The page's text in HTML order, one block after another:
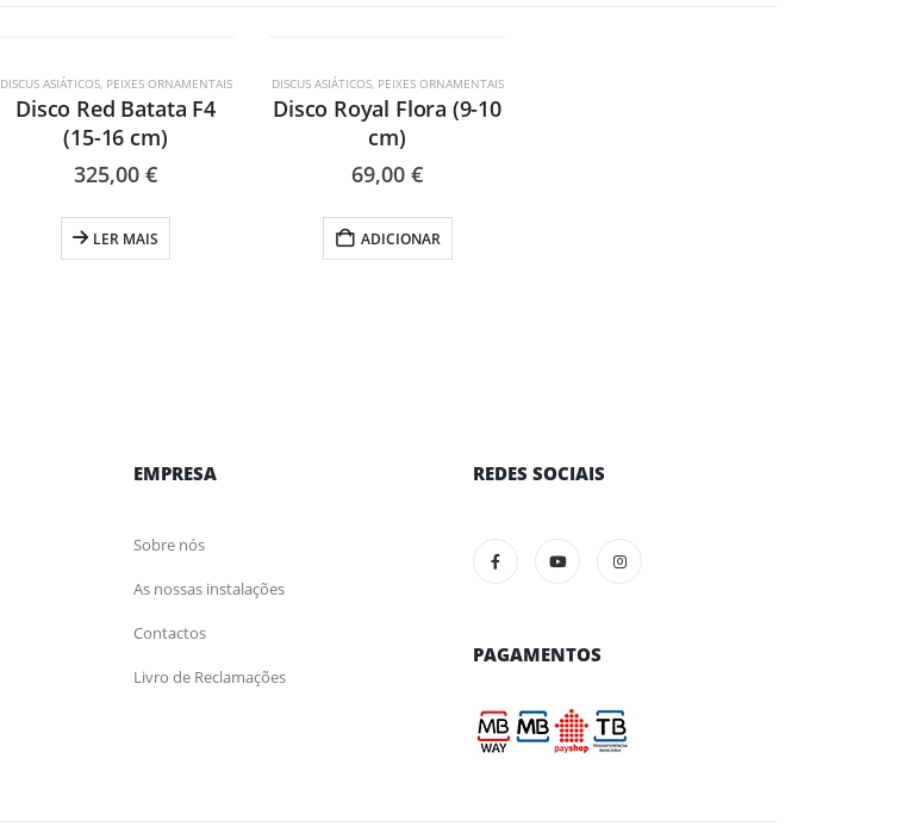
DISCUS ASIÁTICOS, PEIXES ORNAMENTAIS
Disco Red Batata F4
(15-16 cm)
325,00 €
LER MAIS
DISCUS ASIÁTICOS, PEIXES ORNAMENTAIS
Disco Royal Flora (9-10
cm)
69,00 €
ADICIONAR
EMPRESA
Sobre nós
As nossas instalações
Contactos
Livro de Reclamações
REDES SOCIAIS
PAGAMENTOS